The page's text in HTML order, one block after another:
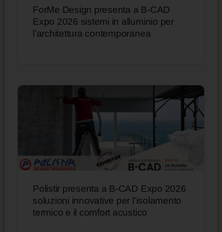
ForMe Design presenta a B-CAD
Expo 2026 sistemi in alluminio per
l’architettura contemporanea
Polistir presenta a B-CAD Expo 2026
soluzioni innovative per l’isolamento
termico e il comfort acustico